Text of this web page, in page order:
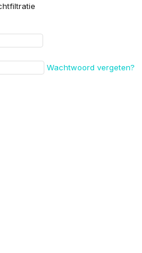
Wachtwoord vergeten?